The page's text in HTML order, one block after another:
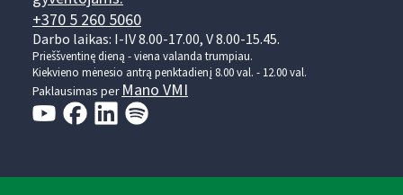
+370 5 260 5060
Darbo laikas: I-IV 8.00-17.00, V 8.00-15.45.
Prieššventinę dieną - viena valanda trumpiau.
Kiekvieno mėnesio antrą penktadienį 8.00 val. - 12.00 val.
Paklausimas perMano VMI